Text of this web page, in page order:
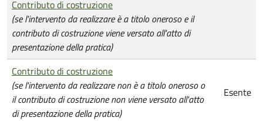
Contributo di costruzione
(se l'intervento da realizzare è a titolo oneroso e il
contributo di costruzione viene versato all'atto di
presentazione della pratica)
Contributo di costruzione
(se l'intervento da realizzare non è a titolo oneroso o
il contributo di costruzione non viene versato all'atto
di presentazione della pratica)
Esente